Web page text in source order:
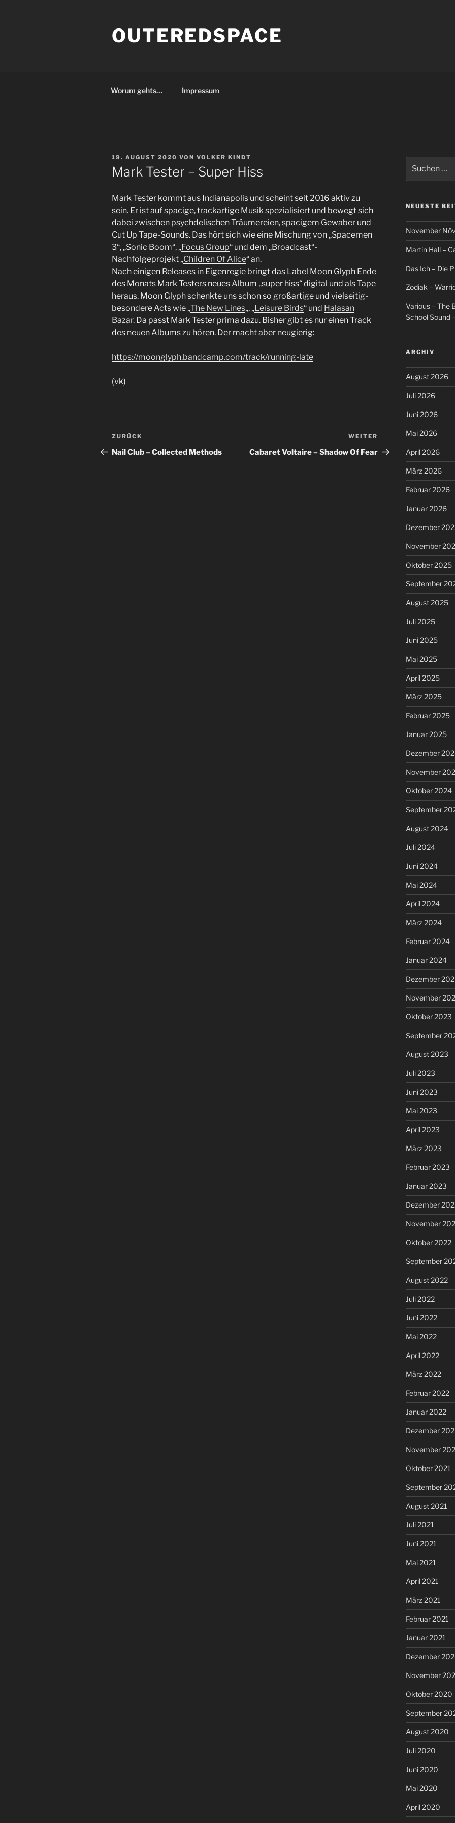
OUTEREDSPACE
Worum gehts… Impressum
VERÖFFENTLICHT
AM
19. AUGUST 2020 VON VOLKER KINDT
Mark Tester – Super Hiss
Mark Tester kommt aus Indianapolis und scheint seit 2016 aktiv zu
sein. Er ist auf spacige, trackartige Musik spezialisiert und bewegt sich
dabei zwischen psychdelischen Träumereien, spacigem Gewaber und
Cut Up Tape-Sounds. Das hört sich wie eine Mischung von „Spacemen
3“, „Sonic Boom“, „Focus Group“ und dem „Broadcast“-
Nachfolgeprojekt „Children Of Alice“ an.
Nach einigen Releases in Eigenregie bringt das Label Moon Glyph Ende
des Monats Mark Testers neues Album „super hiss“ digital und als Tape
heraus. Moon Glyph schenkte uns schon so großartige und vielseitig-
besondere Acts wie „The New Lines„, „Leisure Birds“ und Halasan
Bazar. Da passt Mark Tester prima dazu. Bisher gibt es nur einen Track
des neuen Albums zu hören. Der macht aber neugierig:
https://moonglyph.bandcamp.com/track/running-late
(vk)
Beitragsnavigation
Vorheriger
Beitrag
ZURÜCK
Nail Club – Collected Methods
Nächster
Beitrag
WEITER
Cabaret Voltaire – Shadow Of Fear
nach:
NEUESTE
November
Martin Hall –
Das Ich – Die
Zodiak –
Various – The
School Sound
ARCHIV
August 2026
Juli 2026
Juni 2026
Mai 2026
April 2026
März 2026
Februar 2026
Januar 2026
Dezember
November
Oktober 2025
September
August 2025
Juli 2025
Juni 2025
Mai 2025
April 2025
März 2025
Februar 2025
Januar 2025
Dezember
November
Oktober 2024
September
August 2024
Juli 2024
Juni 2024
Mai 2024
April 2024
März 2024
Februar 2024
Januar 2024
Dezember
November
Oktober 2023
September
August 2023
Juli 2023
Juni 2023
Mai 2023
April 2023
März 2023
Februar 2023
Januar 2023
Dezember
November
Oktober 2022
September
August 2022
Juli 2022
Juni 2022
Mai 2022
April 2022
März 2022
Februar 2022
Januar 2022
Dezember
November
Oktober 2021
September
August 2021
Juli 2021
Juni 2021
Mai 2021
April 2021
März 2021
Februar 2021
Januar 2021
Dezember
November
Oktober 2020
September
August 2020
Juli 2020
Juni 2020
Mai 2020
April 2020